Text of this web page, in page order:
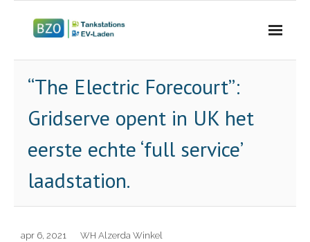
Energiestations
Blog
“The Electric Forecourt”:
Gridserve opent in UK het
eerste echte ‘full service’
laadstation.
apr 6, 2021 WH Alzerda Winkel